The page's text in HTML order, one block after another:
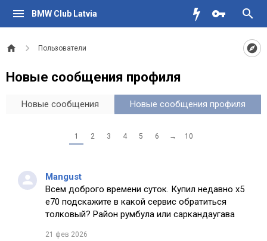
BMW Club Latvia
Пользователи
Новые сообщения профиля
Новые сообщения Новые сообщения профиля
1 2 3 4 5 6 → 10
Mangust
Всем доброго времени суток. Купил недавно х5
е70 подскажите в какой сервис обратиться
толковый? Район румбула или саркандаугава
21 фев 2026